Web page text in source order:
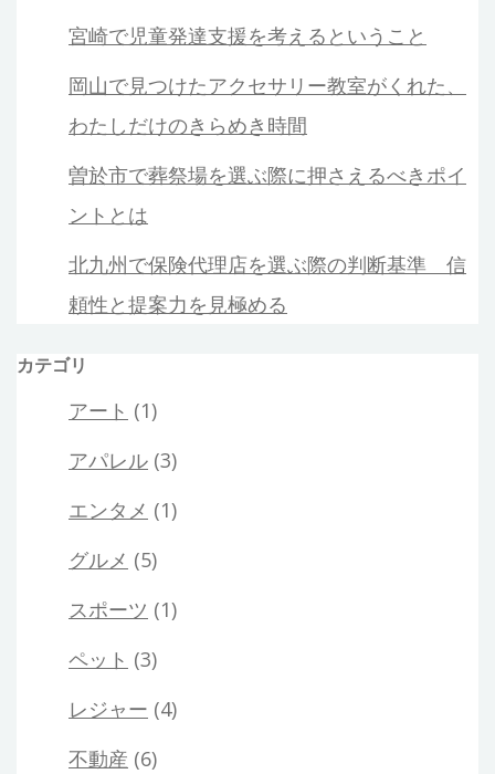
宮崎で児童発達支援を考えるということ
岡山で見つけたアクセサリー教室がくれた、
わたしだけのきらめき時間
曽於市で葬祭場を選ぶ際に押さえるべきポイ
ントとは
北九州で保険代理店を選ぶ際の判断基準 信
頼性と提案力を見極める
カテゴリ
アート (1)
アパレル (3)
エンタメ (1)
グルメ (5)
スポーツ (1)
ペット (3)
レジャー (4)
不動産 (6)